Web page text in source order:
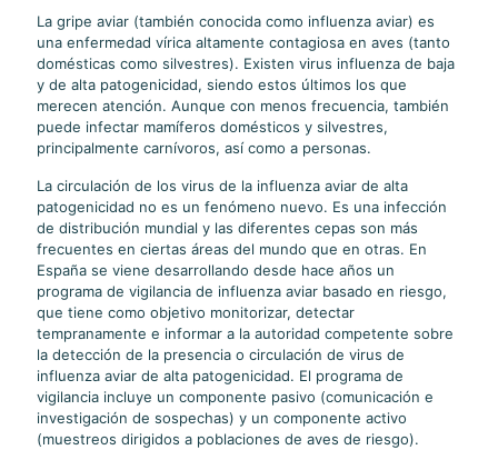
La gripe aviar (también conocida como influenza aviar) es
una enfermedad vírica altamente contagiosa en aves (tanto
domésticas como silvestres). Existen virus influenza de baja
y de alta patogenicidad, siendo estos últimos los que
merecen atención. Aunque con menos frecuencia, también
puede infectar mamíferos domésticos y silvestres,
principalmente carnívoros, así como a personas.
La circulación de los virus de la influenza aviar de alta
patogenicidad no es un fenómeno nuevo. Es una infección
de distribución mundial y las diferentes cepas son más
frecuentes en ciertas áreas del mundo que en otras. En
España se viene desarrollando desde hace años un
programa de vigilancia de influenza aviar basado en riesgo,
que tiene como objetivo monitorizar, detectar
tempranamente e informar a la autoridad competente sobre
la detección de la presencia o circulación de virus de
influenza aviar de alta patogenicidad. El programa de
vigilancia incluye un componente pasivo (comunicación e
investigación de sospechas) y un componente activo
(muestreos dirigidos a poblaciones de aves de riesgo).